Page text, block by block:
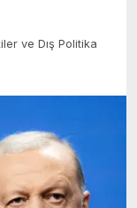
ve Dış Politika